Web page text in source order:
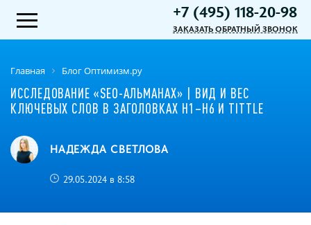
+7 (495) 118-20-98
ЗАКАЗАТЬ ОБРАТНЫЙ ЗВОНОК
Главная Блог Оптимизм.ру
ИССЛЕДОВАНИЕ «SEO-АЛЬМАНАХ» | ВИД И ВЕС
КЛЮЧЕВЫХ СЛОВ В ЗАГОЛОВКАХ H1–H6 И TITTLE
НАДЕЖДА СВЕТЛОВА
29.05.2024 в 8:58